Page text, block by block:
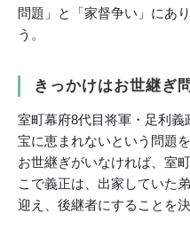
問題」と「家督争い」にあ
う。
きっかけはお世継ぎ
室町幕府8代目将軍・足利
宝に恵まれないという問題
お世継ぎがいなければ、室
こで義正は、出家していた
迎え、後継者にすることを決